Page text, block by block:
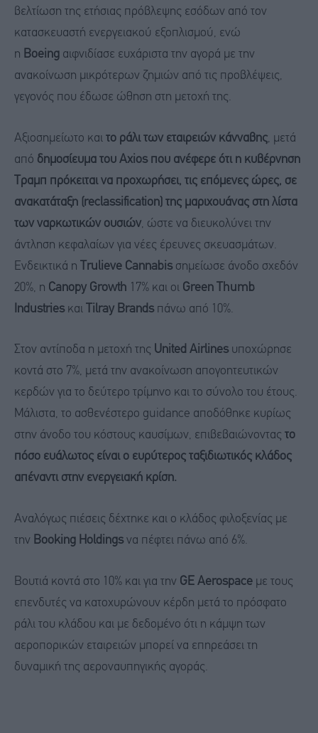
βελτίωση της ετήσιας πρόβλεψης εσόδων από τον
κατασκευαστή ενεργειακού εξοπλισμού, ενώ
η Boeing αιφνιδίασε ευχάριστα την αγορά με την
ανακοίνωση μικρότερων ζημιών από τις προβλέψεις,
γεγονός που έδωσε ώθηση στη μετοχή της.
Αξιοσημείωτο και το ράλι των εταιρειών κάνναβης, μετά
από δημοσίευμα του Axios που ανέφερε ότι η κυβέρνηση
Τραμπ πρόκειται να προχωρήσει, τις επόμενες ώρες, σε
ανακατάταξη (reclassification) της μαριχουάνας στη λίστα
των ναρκωτικών ουσιών, ώστε να διευκολύνει την
άντληση κεφαλαίων για νέες έρευνες σκευασμάτων.
Ενδεικτικά η
Trulieve Cannabis σημείωσε άνοδο σχεδόν
20%, η Canopy Growth 17% και οι Green Thumb
Industries και Tilray Brands πάνω από 10%.
Στον αντίποδα η μετοχή της United Airlines υποχώρησε
κοντά στο 7%, μετά την ανακοίνωση απογοητευτικών
κερδών για το δεύτερο τρίμηνο και το σύνολο του έτους.
Μάλιστα, το ασθενέστερο guidance αποδόθηκε κυρίως
στην άνοδο του κόστους καυσίμων, επιβεβαιώνοντας το
πόσο ευάλωτος είναι ο ευρύτερος ταξιδιωτικός κλάδος
απέναντι στην ενεργειακή κρίση.
Αναλόγως πιέσεις δέχτηκε και ο κλάδος φιλοξενίας με
την Booking Holdings να πέφτει πάνω από 6%.
Βουτιά κοντά στο 10% και για την GE Aerospace με τους
επενδυτές να κατοχυρώνουν κέρδη μετά το πρόσφατο
ράλι του κλάδου και με δεδομένο ότι η κάμψη των
αεροπορικών εταιρειών μπορεί να επηρεάσει τη
δυναμική της αεροναυπηγικής αγοράς.